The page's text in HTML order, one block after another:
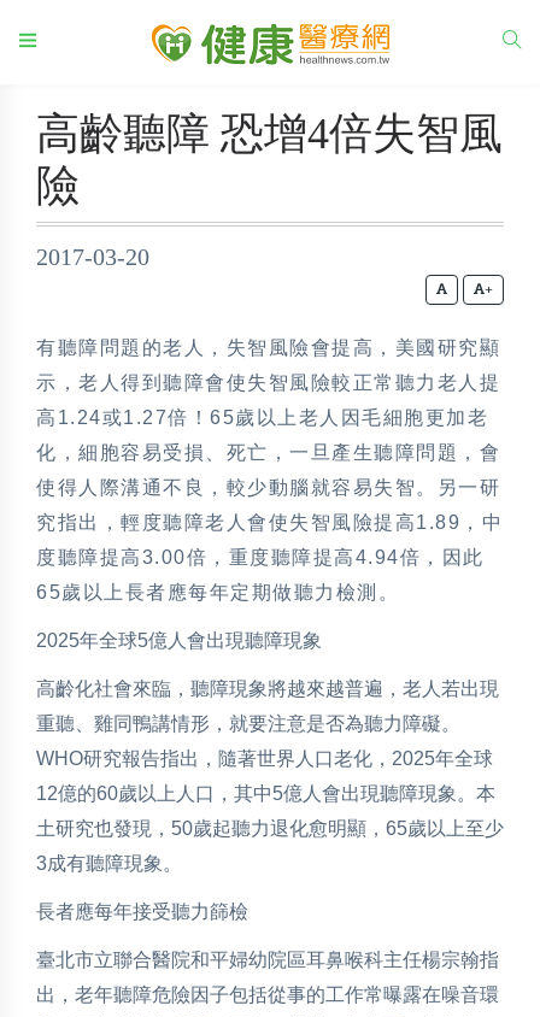
高齡聽障 恐增4倍失智風
險
2017-03-20
+
有聽障問題的老人，失智風險會提高，美國研究顯
示，老人得到聽障會使失智風險較正常聽力老人提
高1.24或1.27倍！65歲以上老人因毛細胞更加老
化，細胞容易受損、死亡，一旦產生聽障問題，會
使得人際溝通不良，較少動腦就容易失智。另一研
究指出，輕度聽障老人會使失智風險提高1.89，中
度聽障提高3.00倍，重度聽障提高4.94倍，因此
65歲以上長者應每年定期做聽力檢測。
2025年全球5億人會出現聽障現象
高齡化社會來臨，聽障現象將越來越普遍，老人若出現
重聽、雞同鴨講情形，就要注意是否為聽力障礙。
WHO研究報告指出，隨著世界人口老化，2025年全球
12億的60歲以上人口，其中5億人會出現聽障現象。本
土研究也發現，50歲起聽力退化愈明顯，65歲以上至少
3成有聽障現象。
長者應每年接受聽力篩檢
臺北市立聯合醫院和平婦幼院區耳鼻喉科主任楊宗翰指
出，老年聽障危險因子包括從事的工作常曝露在噪音環